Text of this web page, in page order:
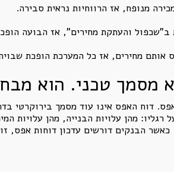
מנופח, אז הרווחיות נראית סבירה.
והעתקת מחירים", אז הבועה
אותם מחירים, אז כל המערכת הופכת
מסמך טכני. הוא
דוח האפס אינו עוד מסמך בירוקרטי
מהן עלויות הבנייה, מהן עלויות
כאשר הבנקים דורשים עדכון דוחות אפס,